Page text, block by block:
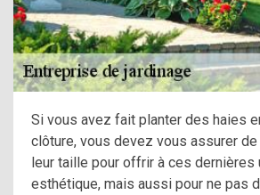
Si vous avez fait planter des haies
clôture, vous devez vous assurer
leur taille pour offrir à ces dernières
esthétique, mais aussi pour ne pas